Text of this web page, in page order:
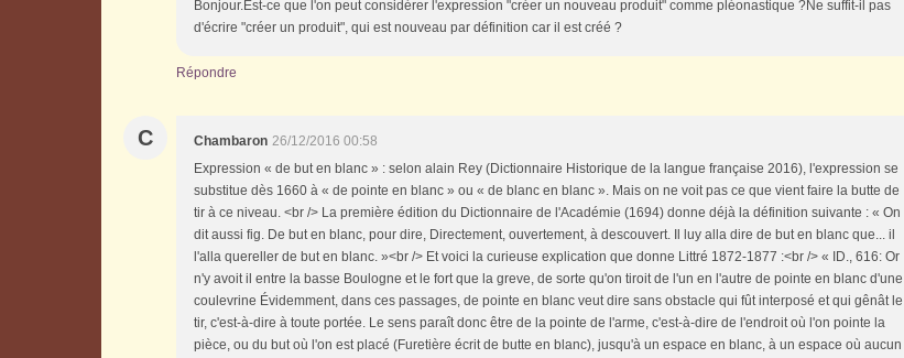
Bonjour.Est-ce que l'on peut considérer l'expression "créer un nouveau produit" comme pléonastique ?Ne suffit-il pas
d'écrire "créer un produit", qui est nouveau par définition car il est créé ?
Répondre
C Chambaron 26/12/2016 00:58
Expression « de but en blanc » : selon alain Rey (Dictionnaire Historique de la langue française 2016), l'expression se
substitue dès 1660 à « de pointe en blanc » ou « de blanc en blanc ». Mais on ne voit pas ce que vient faire la butte de
tir à ce niveau. <br /> La première édition du Dictionnaire de l'Académie (1694) donne déjà la définition suivante : « On
dit aussi fig. De but en blanc, pour dire, Directement, ouvertement, à descouvert. Il luy alla dire de but en blanc que... il
l'alla quereller de but en blanc. »<br /> Et voici la curieuse explication que donne Littré 1872-1877 :<br /> « ID., 616: Or
n'y avoit il entre la basse Boulogne et le fort que la greve, de sorte qu'on tiroit de l'un en l'autre de pointe en blanc d'une
coulevrine Évidemment, dans ces passages, de pointe en blanc veut dire sans obstacle qui fût interposé et qui gênât le
tir, c'est-à-dire à toute portée. Le sens paraît donc être de la pointe de l'arme, c'est-à-dire de l'endroit où l'on pointe la
pièce, ou du but où l'on est placé (Furetière écrit de butte en blanc), jusqu'à un espace en blanc, à un espace où aucun